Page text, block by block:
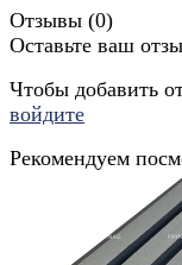
Отзывы (0)
Оставьте ваш
Чтобы добавить
войдите
Рекомендуем